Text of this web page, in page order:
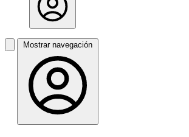
Mostrar navegación